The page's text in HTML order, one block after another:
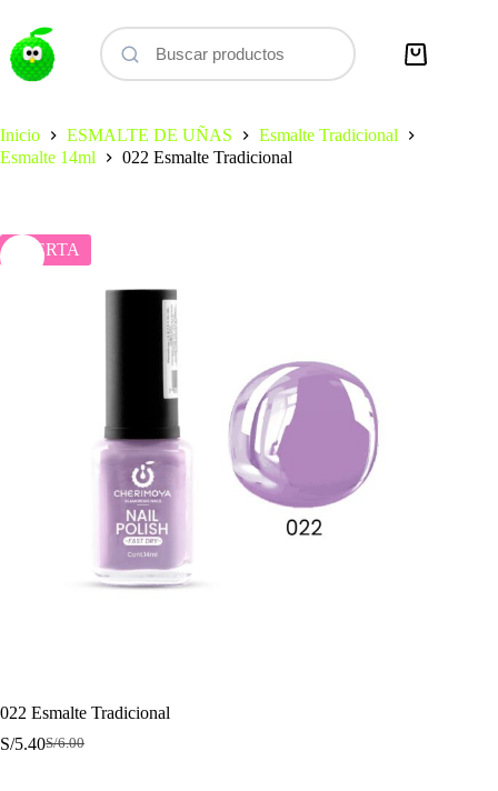
contenido
Carro
Inicio
ESMALTE DE UÑAS
Esmalte Tradicional
Esmalte 14ml
022 Esmalte Tradicional
OFERTA
022 Esmalte Tradicional
S/6.00
El
S/5.40El